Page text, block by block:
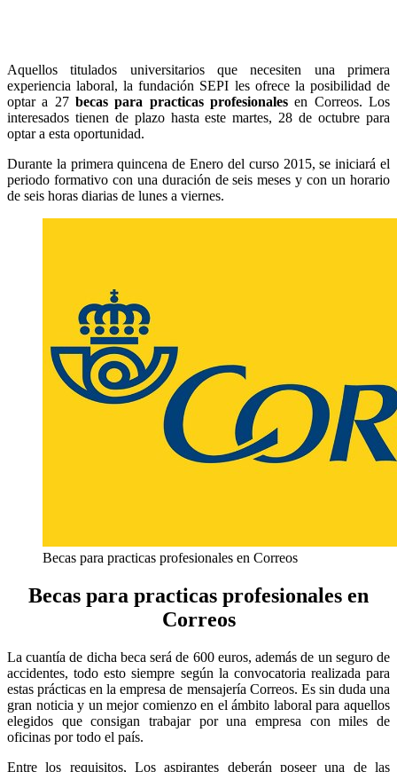
Aquellos titulados universitarios que necesiten una primera
experiencia laboral, la fundación SEPI les ofrece la posibilidad de
optar a 27 becas para practicas profesionales en Correos. Los
interesados tienen de plazo hasta este martes, 28 de octubre para
optar a esta oportunidad.
Durante la primera quincena de Enero del curso 2015, se iniciará el
periodo formativo con una duración de seis meses y con un horario
de seis horas diarias de lunes a viernes.
Becas para practicas profesionales en Correos
Becas para practicas profesionales en
Correos
La cuantía de dicha beca será de 600 euros, además de un seguro de
accidentes, todo esto siempre según la convocatoria realizada para
estas prácticas en la empresa de mensajería Correos. Es sin duda una
gran noticia y un mejor comienzo en el ámbito laboral para aquellos
elegidos que consigan trabajar por una empresa con miles de
oficinas por todo el país.
Entre los requisitos, Los aspirantes deberán poseer una de las